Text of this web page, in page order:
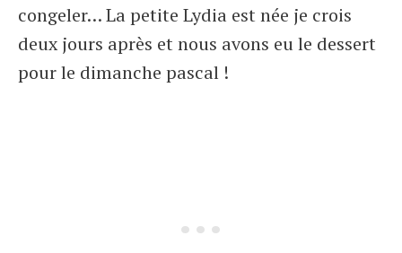
congeler… La petite Lydia est née je crois
deux jours après et nous avons eu le dessert
pour le dimanche pascal !